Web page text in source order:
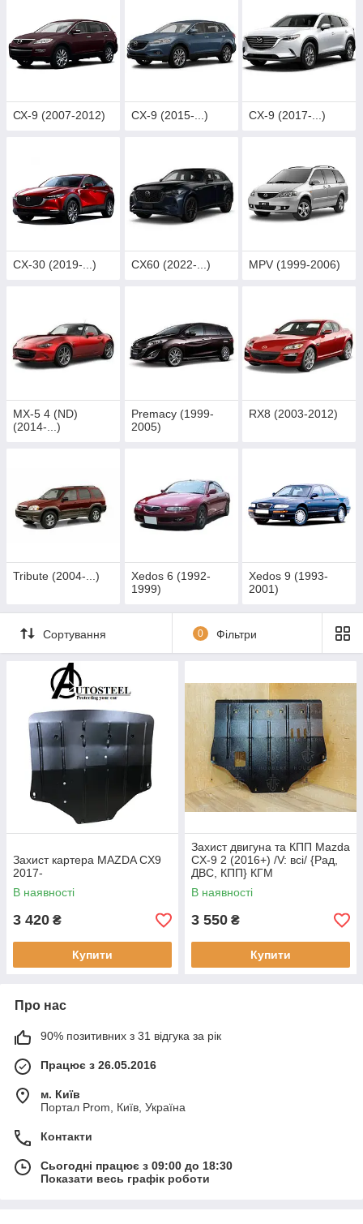
СХ-9 (2007-2012) CX-9 (2015-...) CX-9 (2017-...)
CX-30 (2019-...) CX60 (2022-...) MPV (1999-2006)
MX-5 4 (ND)
(2014-...)
Premacy (1999-
2005)
RX8 (2003-2012)
Tribute (2004-...)
Xedos 6 (1992-
1999)
Xedos 9 (1993-
2001)
Сортування 0 Фільтри
Захист картера MAZDA CX9
2017-
В наявності
3 420 ₴
Купити
Захист двигуна та КПП Mazda
CX-9 2 (2016+) /V: всі/ {Рад,
ДВС, КПП} КГМ
В наявності
3 550 ₴
Купити
Про нас
90% позитивних з 31 відгука за рік
Працює з 26.05.2016
м. Київ
Портал Prom, Київ, Україна
Контакти
Сьогодні працює з 09:00 до 18:30
Показати весь графік роботи